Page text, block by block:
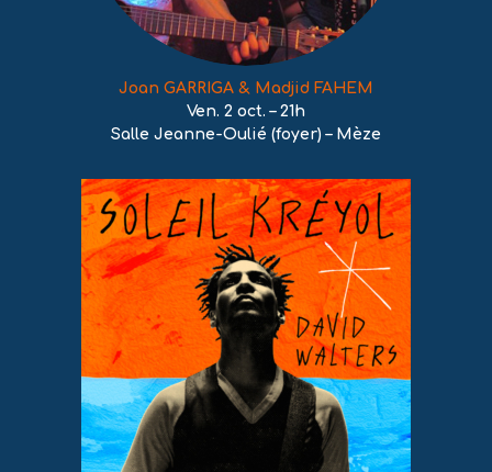
Joan GARRIGA & Madjid FAHEM
Ven. 2 oct. – 21h
Salle Jeanne-Oulié (foyer) – Mèze